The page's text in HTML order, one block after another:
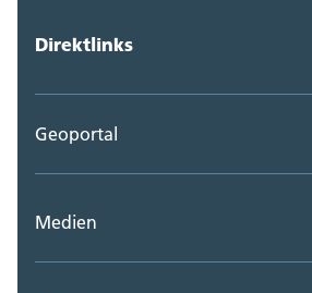
Direktlinks
Geoportal
Medien